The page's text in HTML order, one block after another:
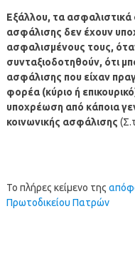
Εξάλλου, τα ασφαλιστικά
ασφάλισης δεν έχουν
ασφαλισμένους τους,
συνταξιοδοτηθούν, ότι
ασφάλισης που είχαν
φορέα (κύριο ή
υποχρέωση από κάποια
κοινωνικής ασφάλισης
Το πλήρες κείμενο της
Πρωτοδικείου Πατρών